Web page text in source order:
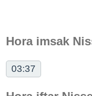
Hora imsak
03:37